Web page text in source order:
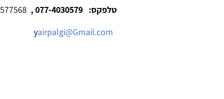
טלפקס: 077-4030579 ,
airpalgi@Gmail.com